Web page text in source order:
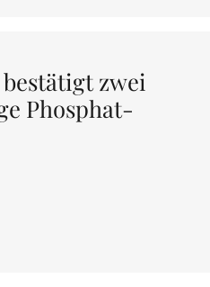
zwei
Phosphat-